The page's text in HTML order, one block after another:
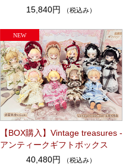
15,840円
（税込み）
【BOX購入】Vintage treasures -
アンティークギフトボックス
40,480円
（税込み）